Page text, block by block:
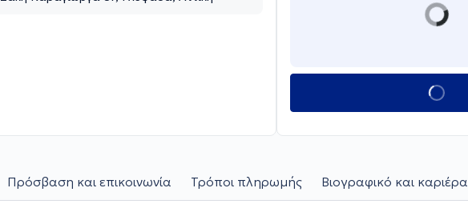
Πρόσβαση και επικοινωνία Τρόποι πληρωμής Βιογραφικό και καριέρα